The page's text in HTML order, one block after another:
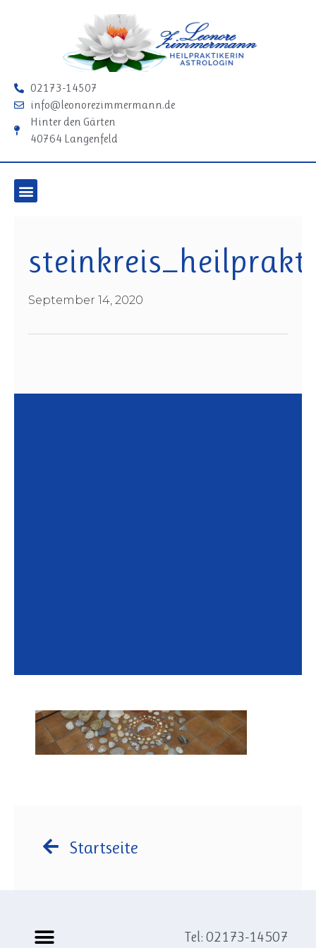
02173-14507
info@leonorezimmermann.de
Hinter den Gärten
40764 Langenfeld
September 14, 2020
Startseite
Tel: 02173-14507